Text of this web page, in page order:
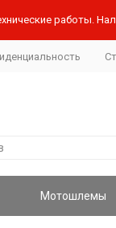
работы.
Мотошлемы